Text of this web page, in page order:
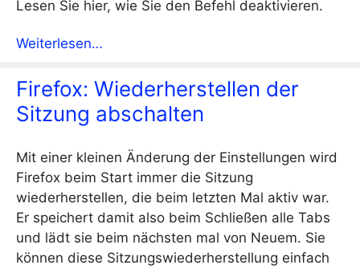
Lesen Sie hier, wie Sie den Befehl deaktivieren.
Weiterlesen…
Firefox: Wiederherstellen der
Sitzung abschalten
Mit einer kleinen Änderung der Einstellungen wird
Firefox beim Start immer die Sitzung
wiederherstellen, die beim letzten Mal aktiv war.
Er speichert damit also beim Schließen alle Tabs
und lädt sie beim nächsten mal von Neuem. Sie
können diese Sitzungswiederherstellung einfach